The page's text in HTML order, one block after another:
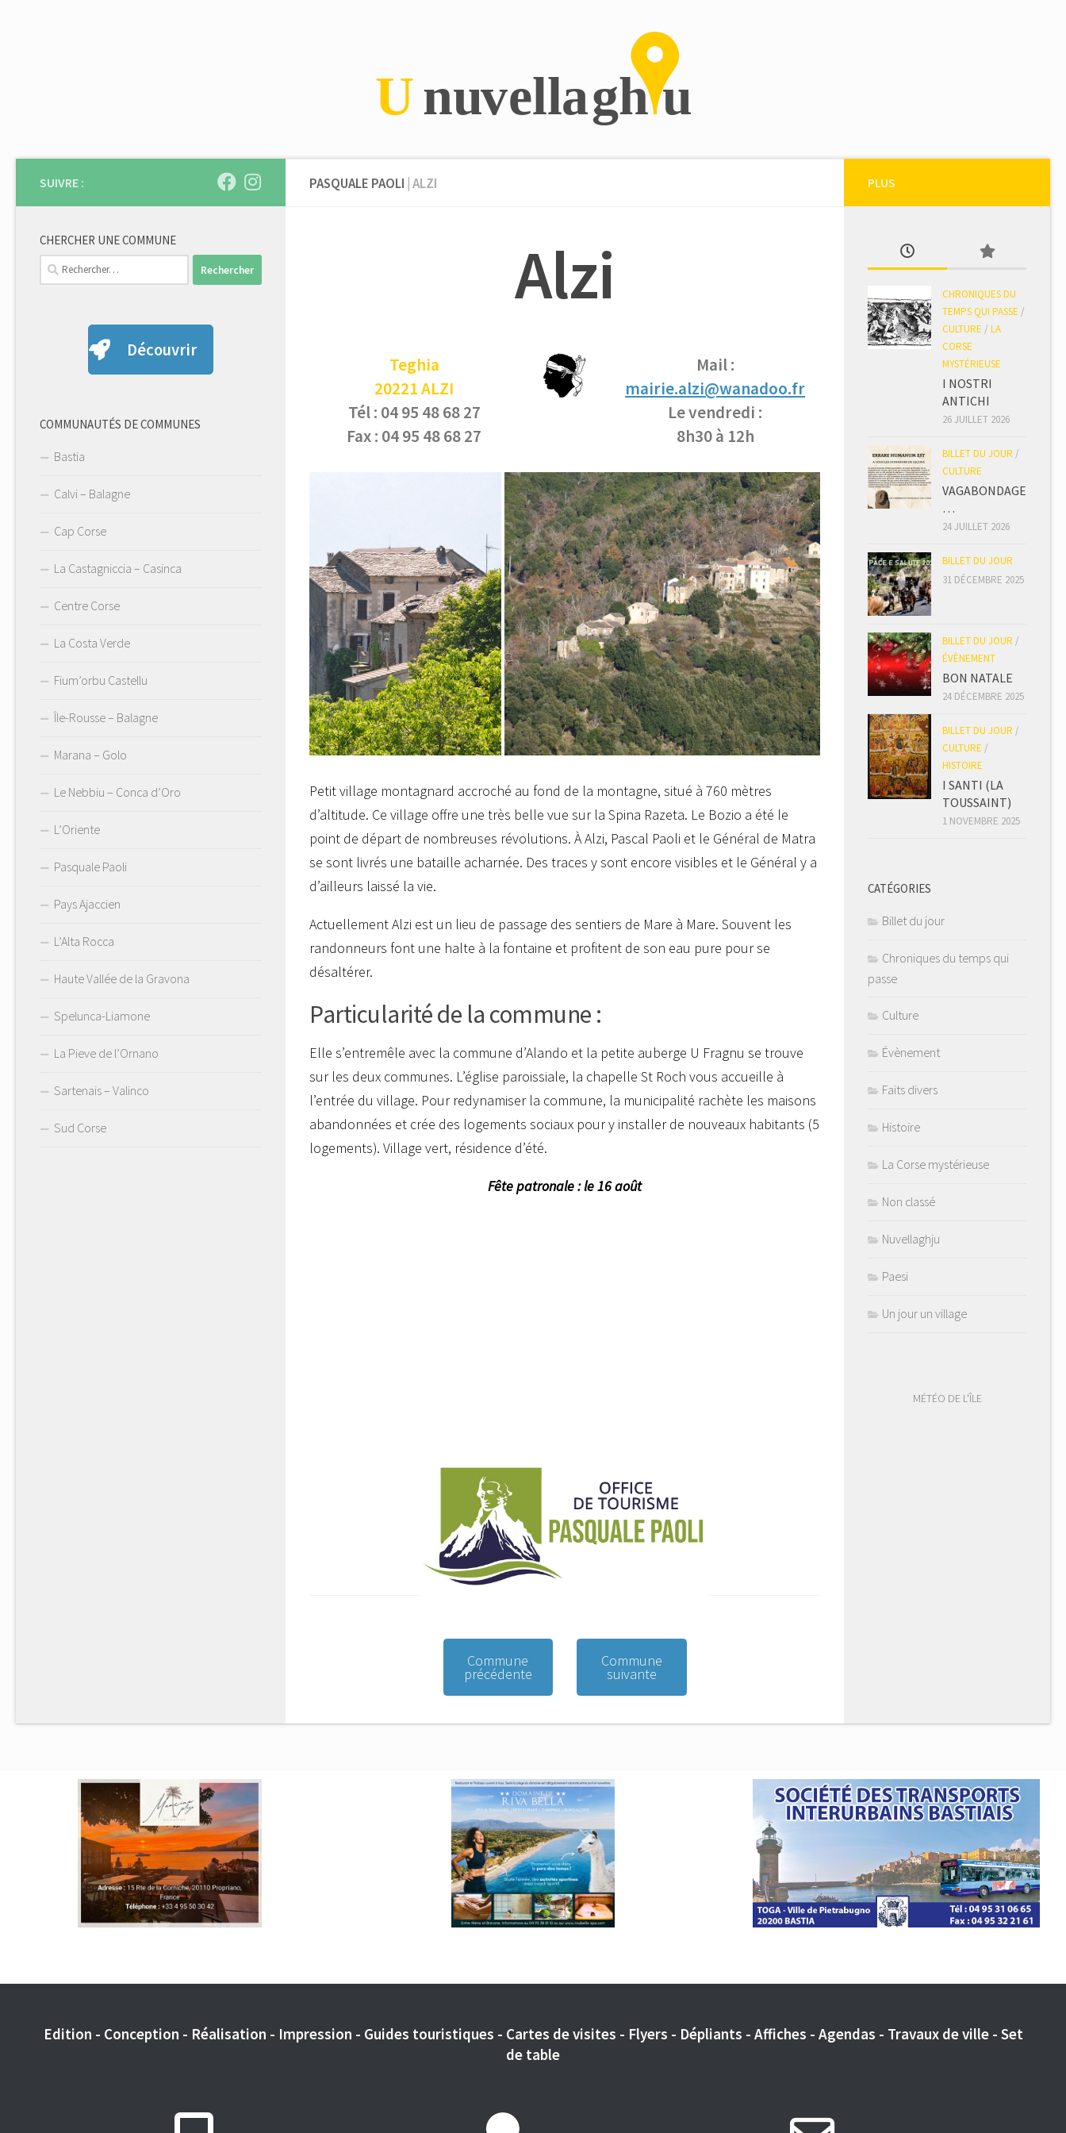
PASQUALE PAOLI | ALZI
Alzi
Teghia
20221 ALZI
Tél : 04 95 48 68 27
Fax : 04 95 48 68 27
Mail :
mairie.alzi@wanadoo.fr
Le vendredi :
8h30 à 12h
Petit village montagnard accroché au fond de la montagne, situé à 760 mètres
d’altitude. Ce village offre une très belle vue sur la Spina Razeta. Le Bozio a été le
point de départ de nombreuses révolutions. À Alzi, Pascal Paoli et le Général de Matra
se sont livrés une bataille acharnée. Des traces y sont encore visibles et le Général y a
d’ailleurs laissé la vie.
Actuellement Alzi est un lieu de passage des sentiers de Mare à Mare. Souvent les
randonneurs font une halte à la fontaine et profitent de son eau pure pour se
désaltérer.
Particularité de la commune :
Elle s’entremêle avec la commune d’Alando et la petite auberge U Fragnu se trouve
sur les deux communes. L’église paroissiale, la chapelle St Roch vous accueille à
l’entrée du village. Pour redynamiser la commune, la municipalité rachète les maisons
abandonnées et crée des logements sociaux pour y installer de nouveaux habitants (5
logements). Village vert, résidence d’été.
Fête patronale : le 16 août
Commune
précédente
Commune
suivante
SUIVRE :
CHERCHER UNE COMMUNE
Rechercher :
Découvrir
COMMUNAUTÉS DE COMMUNES
Bastia
Calvi – Balagne
Cap Corse
La Castagniccia – Casinca
Centre Corse
La Costa Verde
Fium’orbu Castellu
Île-Rousse – Balagne
Marana – Golo
Le Nebbiu – Conca d’Oro
L’Oriente
Pasquale Paoli
Pays Ajaccien
L’Alta Rocca
Haute Vallée de la Gravona
Spelunca-Liamone
La Pieve de l’Ornano
Sartenais – Valinco
Sud Corse
PLUS
CHRONIQUES DU
TEMPS QUI PASSE /
CULTURE / LA
CORSE
MYSTÉRIEUSE
I NOSTRI
ANTICHI
26 JUILLET 2026
BILLET DU JOUR /
CULTURE
VAGABONDAGE
…
24 JUILLET 2026
BILLET DU JOUR
31 DÉCEMBRE 2025
BILLET DU JOUR /
ÉVÈNEMENT
BON NATALE
24 DÉCEMBRE 2025
BILLET DU JOUR /
CULTURE /
HISTOIRE
I SANTI (LA
TOUSSAINT)
1 NOVEMBRE 2025
CATÉGORIES
Billet du jour
Chroniques du temps qui
passe
Culture
Évènement
Faits divers
Histoire
La Corse mystérieuse
Non classé
Nuvellaghju
Paesi
Un jour un village
MÉTÉO DE L'ÎLE
Edition - Conception - Réalisation - Impression - Guides touristiques - Cartes de visites - Flyers - Dépliants - Affiches - Agendas - Travaux de ville - Set
de table